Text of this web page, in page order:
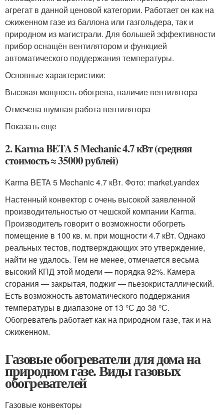
агрегат в данной ценовой категории. Работает он как на
сжиженном газе из баллона или газгольдера, так и
природном из магистрали. Для большей эффективности
прибор оснащён вентилятором и функцией
автоматического поддержания температуры.
Основные характеристики:
Высокая мощность обогрева, наличие вентилятора
Отмечена шумная работа вентилятора
Показать еще
2. Karma BETA 5 Mechanic 4.7 кВт (средняя
стоимость ≈ 35000 рублей)
Karma BETA 5 Mechanic 4.7 кВт. Фото: market.yandex
Настенный конвектор с очень высокой заявленной
производительностью от чешской компании Karma.
Производитель говорит о возможности обогреть
помещение в 100 кв. м. при мощности 4.7 кВт. Однако
реальных тестов, подтверждающих это утверждение,
найти не удалось. Тем не менее, отмечается весьма
высокий КПД этой модели — порядка 92%. Камера
сгорания — закрытая, поджиг — пьезокристаллический.
Есть возможность автоматического поддержания
температуры в диапазоне от 13 °С до 38 °С.
Обогреватель работает как на природном газе, так и на
сжиженном.
Газовые обогреватели для дома на
природном газе. Виды газовых
обогревателей
Газовые конвекторы